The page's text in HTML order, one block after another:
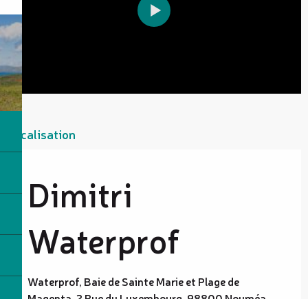
Localisation
Dimitri
Waterprof
Waterprof, Baie de Sainte Marie et Plage de